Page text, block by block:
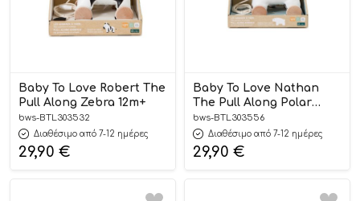
Baby To Love Robert The
Pull Along Zebra 12m+
bws-BTL303532
Διαθέσιμο από 7-12 ημέρες
29,90 €
Baby To Love Nathan
The Pull Along Polar
Bear 12m+
bws-BTL303556
Διαθέσιμο από 7-12 ημέρες
29,90 €